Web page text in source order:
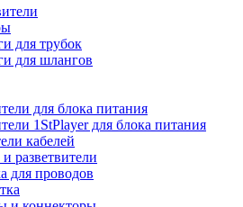
для трубок
для шлангов
для блока питания
1StPlayer для блока питания
кабелей
разветвители
для проводов